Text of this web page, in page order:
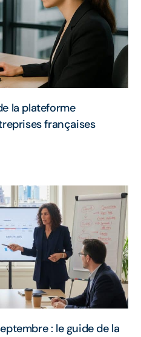
la plateforme
françaises
: le guide de la